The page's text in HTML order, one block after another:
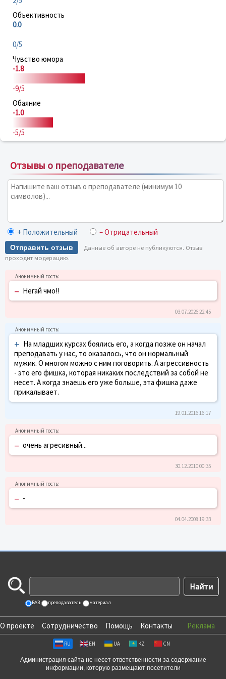
Объективность
0.0
0/5
Чувство юмора
-1.8
-9/5
Обаяние
-1.0
-5/5
Отзывы о преподавателе
+ Положительный – Отрицательный
Отправить отзыв
Данные об авторе не публикуются. Отзыв
проходит модерацию.
– Негай чмо!!
03.07.2026 22:45
+ На младших курсах боялись его, а когда позже он начал
преподавать у нас, то оказалось, что он нормальный
мужик. О многом можно с ним поговорить. А агрессивность
- это его фишка, которая никаких последствий за собой не
несет. А когда знаешь его уже больше, эта фишка даже
прикалывает.
19.01.2016 16:17
– очень агресивный...
30.12.2010 00:35
– -
04.04.2008 19:33
ВУЗ преподаватель материал
О проекте Сотрудничество Помощь Контакты Реклама
RU EN UA KZ CN
Администрация сайта не несет ответственности за содержание
информации, которую размещают посетители